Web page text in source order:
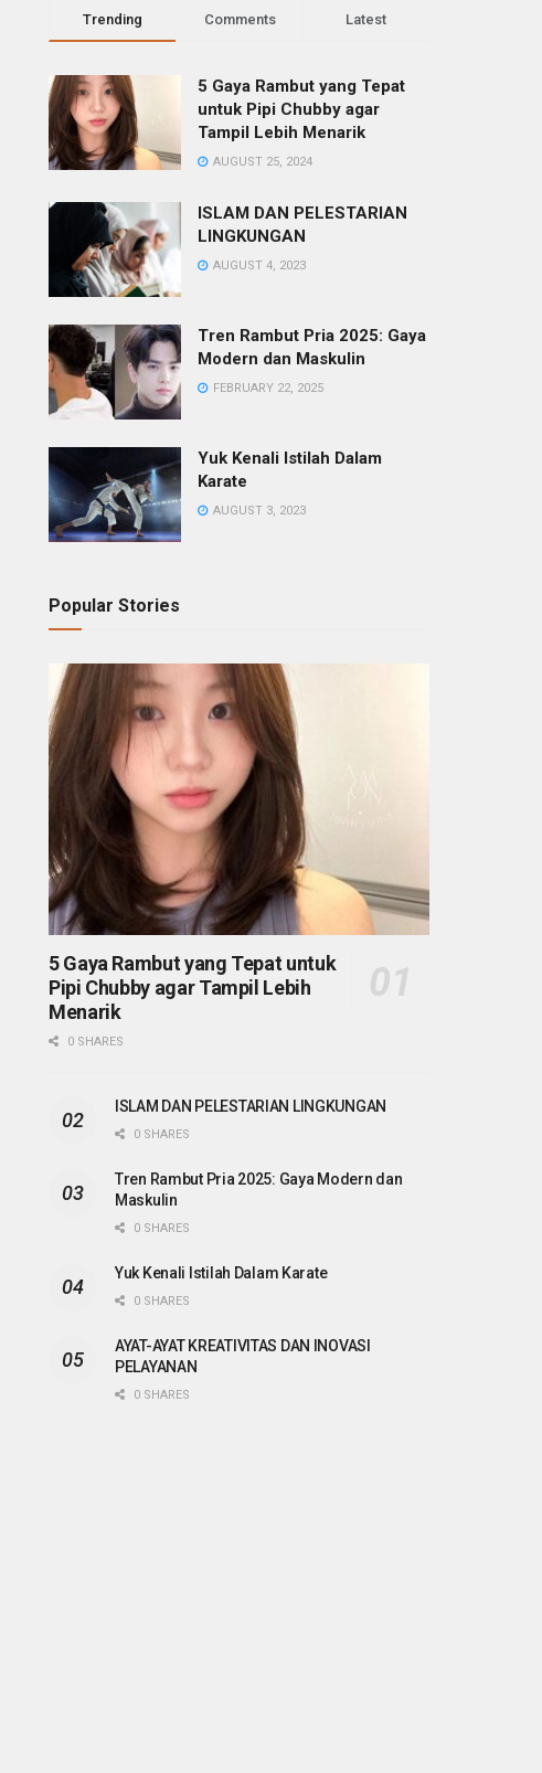
Trending Comments Latest
5 Gaya Rambut yang Tepat
untuk Pipi Chubby agar
Tampil Lebih Menarik
AUGUST 25, 2024
ISLAM DAN PELESTARIAN
LINGKUNGAN
AUGUST 4, 2023
Tren Rambut Pria 2025: Gaya
Modern dan Maskulin
FEBRUARY 22, 2025
Yuk Kenali Istilah Dalam
Karate
AUGUST 3, 2023
Popular Stories
5 Gaya Rambut yang Tepat untuk
Pipi Chubby agar Tampil Lebih
Menarik
0 SHARES
ISLAM DAN PELESTARIAN LINGKUNGAN
0 SHARES
Tren Rambut Pria 2025: Gaya Modern dan
Maskulin
0 SHARES
Yuk Kenali Istilah Dalam Karate
0 SHARES
AYAT-AYAT KREATIVITAS DAN INOVASI
PELAYANAN
0 SHARES